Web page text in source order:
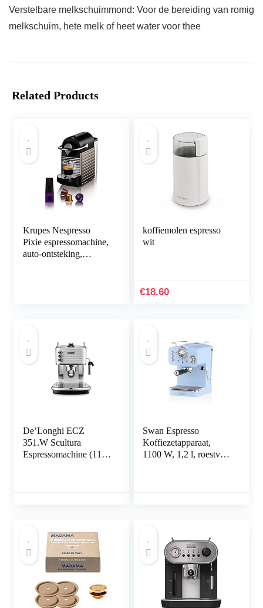
Verstelbare melkschuimmond: Voor de bereiding van romig
melkschuim, hete melk of heet water voor thee
Related Products
Krupes Nespresso
Pixie espressomachine,
auto-ontsteking,
koffiemolen espresso
wit
€18.60
De’Longhi ECZ
351.W Scultura
Espressomachine (1100
Swan Espresso
Koffiezetapparaat,
1100 W, 1,2 l, roestvrij